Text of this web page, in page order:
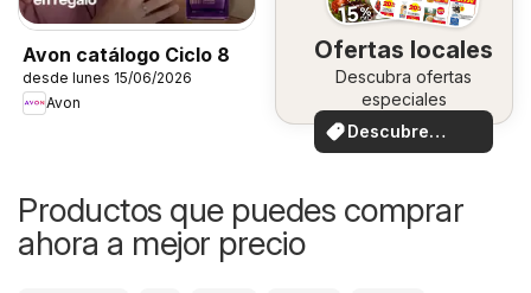
Avon catálogo Ciclo 8
desde lunes 15/06/2026
Avon
Ofertas locales
Descubra ofertas
especiales
Descubre
ofertas
Productos que puedes comprar
ahora a mejor precio